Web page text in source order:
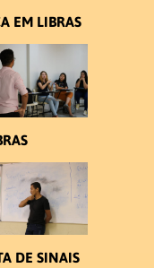
EM LIBRAS
DE SINAIS